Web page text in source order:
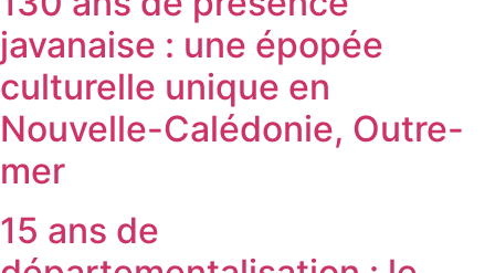
javanaise : une épopée
culturelle unique en
Nouvelle-Calédonie, Outre-
mer
15 ans de